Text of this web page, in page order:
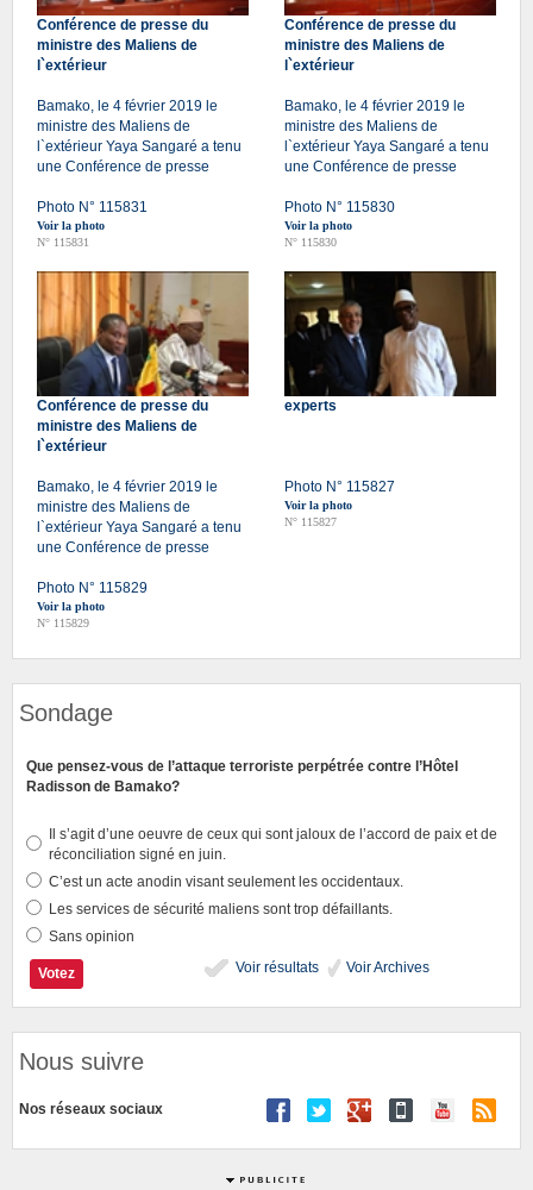
Conférence de presse du
ministre des Maliens de
l`extérieur
Bamako, le 4 février 2019 le
ministre des Maliens de
l`extérieur Yaya Sangaré a tenu
une Conférence de presse
Photo N° 115831
Voir la photo
N° 115831
Conférence de presse du
ministre des Maliens de
l`extérieur
Bamako, le 4 février 2019 le
ministre des Maliens de
l`extérieur Yaya Sangaré a tenu
une Conférence de presse
Photo N° 115830
Voir la photo
N° 115830
Conférence de presse du
ministre des Maliens de
l`extérieur
Bamako, le 4 février 2019 le
ministre des Maliens de
l`extérieur Yaya Sangaré a tenu
une Conférence de presse
Photo N° 115829
Voir la photo
N° 115829
experts
Photo N° 115827
Voir la photo
N° 115827
Sondage
Que pensez-vous de l’attaque terroriste perpétrée contre l’Hôtel
Radisson de Bamako?
Il s’agit d’une oeuvre de ceux qui sont jaloux de l’accord de paix et de
réconciliation signé en juin.
C’est un acte anodin visant seulement les occidentaux.
Les services de sécurité maliens sont trop défaillants.
Sans opinion
Voir résultats
Voir Archives
Nous suivre
Nos réseaux sociaux